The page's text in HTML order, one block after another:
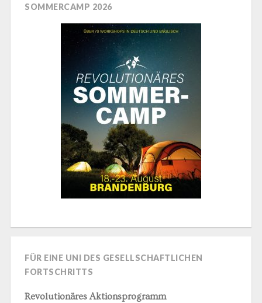
SOMMERCAMP 2026
FÜR EINE UNI DES GESELLSCHAFTLICHEN
FORTSCHRITTS
Revolutionäres Aktionsprogramm